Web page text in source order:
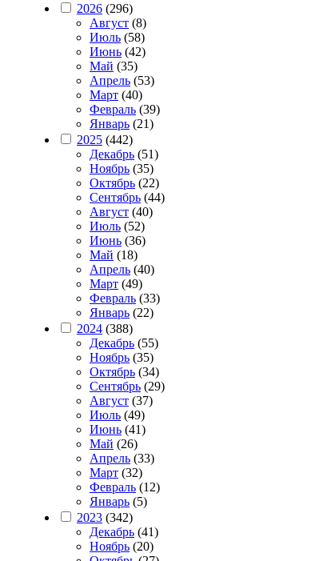
2026 (296)
Август (8)
Июль (58)
Июнь (42)
Май (35)
Апрель (53)
Март (40)
Февраль (39)
Январь (21)
2025 (442)
Декабрь (51)
Ноябрь (35)
Октябрь (22)
Сентябрь (44)
Август (40)
Июль (52)
Июнь (36)
Май (18)
Апрель (40)
Март (49)
Февраль (33)
Январь (22)
2024 (388)
Декабрь (55)
Ноябрь (35)
Октябрь (34)
Сентябрь (29)
Август (37)
Июль (49)
Июнь (41)
Май (26)
Апрель (33)
Март (32)
Февраль (12)
Январь (5)
2023 (342)
Декабрь (41)
Ноябрь (20)